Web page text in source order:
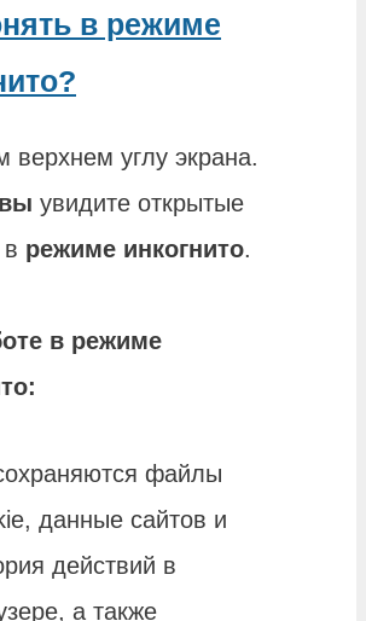
в режиме
верхнем углу экрана.
вы увидите открытые
режиме инкогнито.
в режиме
:
файлы
данные сайтов и
действий в
а также